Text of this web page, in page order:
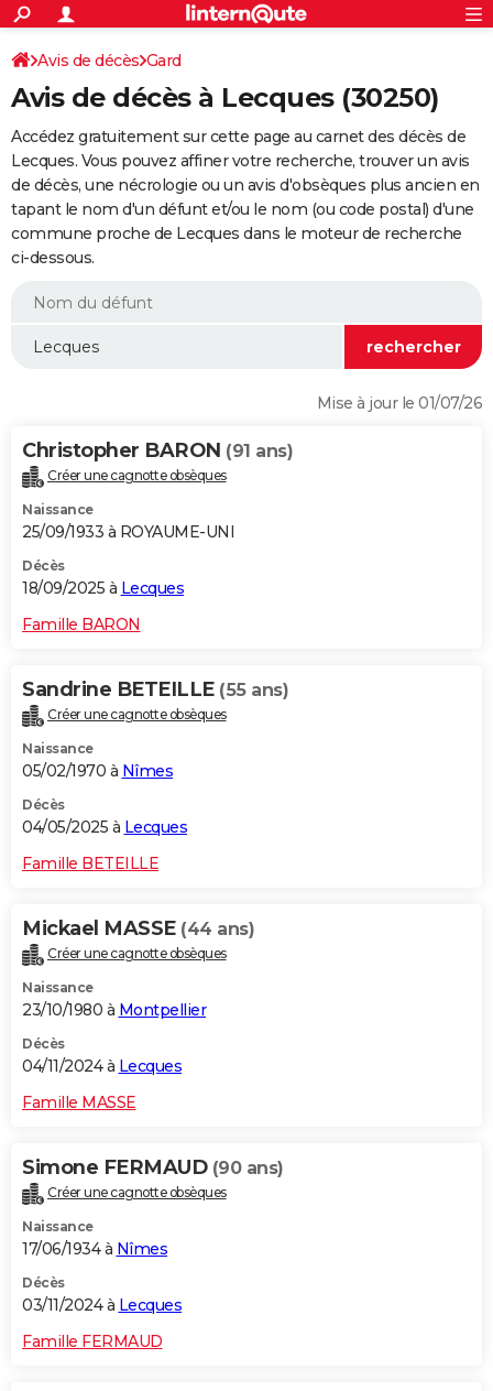
ACTUALITÉS
Politique
Société
Faits Divers
Education
Monde
Villes
+
SPORT
Coupe du monde 2026
Football
Tennis
Cyclisme
Rugby
Forum
Programme TV
TNTStreaming
Cinéma
Sorties cinéma
Musique
+
FINANCE
Retraite
Epargne
Immobilier
Risques naturels par ville
Assurance
AUTO
Essais
Réserver un essai
Citadines
Berlines
SUV
Forum auto
+HIGH-TECH
BRICOLAGE
WEEK-END
Alimentation
Guide de la santé
Maladies
Médicaments
Sommeil
VOYAGE
Destinations
City break
Voyage nature
Voyage de noces
Forum
Climat
+PHOTO
GUIDES D'ACHAT
Carte de Noël
Carte Bonne année
Carte Saint-Valentin
Carte Pâques
Carte d'anniversaire
DICTIONNAIRE
Dictionnaire
Biographies
Citations
Expressions
Proverbes
PROGRAMME TV
S'inscrire
Se connecter
Lycées
Collèges
Primaires
Universités
Entreprises
Service militaire
Avis de recherche
AVIS DE DÉCÈS
FORUM
Bricolage
Lifestyle
Culture
Sport
Auto
Television
Voyage
Cinema
Avis de décès Gard
Avis de décès à Lecques (30250)
Accédez gratuitement sur cette page au carnet des décès de
Lecques. Vous pouvez affiner votre recherche, trouver un avis
de décès, une nécrologie ou un avis d'obsèques plus ancien en
tapant le nom d'un défunt et/ou le nom (ou code postal) d'une
commune proche de Lecques dans le moteur de recherche
ci-dessous.
Mise à jour le 01/07/26
Christopher BARON (91 ans)
Créer une cagnotte obsèques
Naissance
25/09/1933 à ROYAUME-UNI
Décès
18/09/2025 à Lecques
Famille BARON
Sandrine BETEILLE (55 ans)
Créer une cagnotte obsèques
Naissance
05/02/1970 à Nîmes
Décès
04/05/2025 à Lecques
Famille BETEILLE
Mickael MASSE (44 ans)
Créer une cagnotte obsèques
Naissance
23/10/1980 à Montpellier
Décès
04/11/2024 à Lecques
Famille MASSE
Simone FERMAUD (90 ans)
Créer une cagnotte obsèques
Naissance
17/06/1934 à Nîmes
Décès
03/11/2024 à Lecques
Famille FERMAUD